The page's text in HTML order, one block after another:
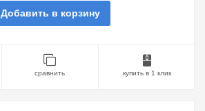
Добавить в корзину
сравнить купить в 1 клик